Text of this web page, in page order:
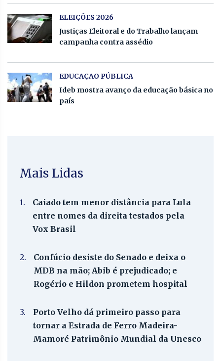
ELEIÇÕES 2026
Justiças Eleitoral e do Trabalho lançam
campanha contra assédio
EDUCAÇAO PÚBLICA
Ideb mostra avanço da educação básica no
país
Mais Lidas
1.
Caiado tem menor distância para Lula
entre nomes da direita testados pela
Vox Brasil
2.
Confúcio desiste do Senado e deixa o
MDB na mão; Abib é prejudicado; e
Rogério e Hildon prometem hospital
3.
Porto Velho dá primeiro passo para
tornar a Estrada de Ferro Madeira-
Mamoré Patrimônio Mundial da Unesco